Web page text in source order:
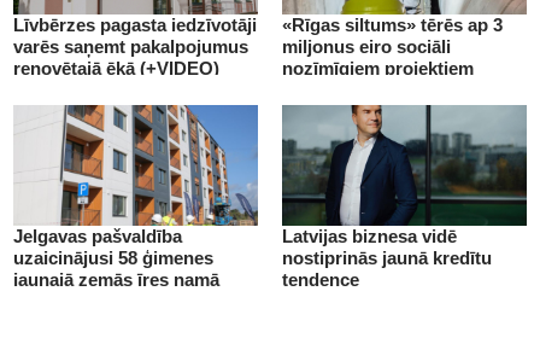
Līvbērzes pagasta iedzīvotāji
varēs saņemt pakalpojumus
renovētajā ēkā (+VIDEO)
«Rīgas siltums» tērēs ap 3
miljonus eiro sociāli
nozīmīgiem projektiem
Jelgavas pašvaldība
uzaicinājusi 58 ģimenes
jaunajā zemās īres namā
Latvijas biznesa vidē
nostiprinās jaunā kredītu
tendence